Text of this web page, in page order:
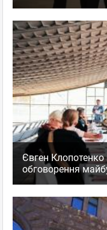
Євген
обговорення